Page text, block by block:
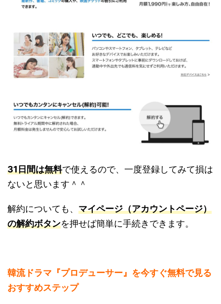
31日間は無料で使えるので、一度登録してみて損は
ないと思います＾＾
解約についても、 マイページ（アカウントページ）
の解約ボタンを押せば簡単に手続きできます。
韓流ドラマ『プロデューサー』を今すぐ無料で見る
おすすめステップ